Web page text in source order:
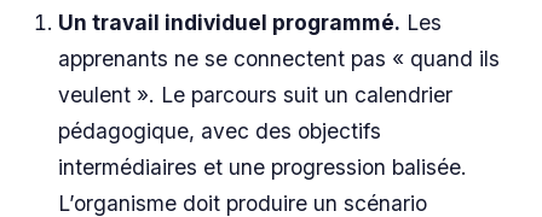
Un travail individuel programmé. Les
apprenants ne se connectent pas « quand ils
veulent ». Le parcours suit un calendrier
pédagogique, avec des objectifs
intermédiaires et une progression balisée.
L’organisme doit produire un scénario